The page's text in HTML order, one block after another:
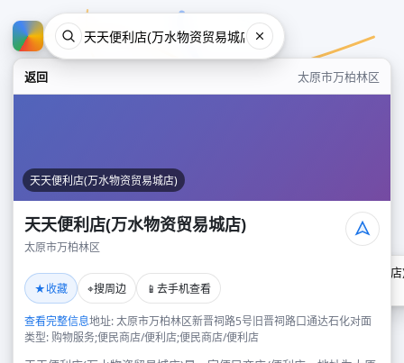
返回 太原市万柏林区
天天便利店(万水物资贸易城店)
天天便利店(万水物资贸易城店)
太原市万柏林区
★收藏 ⌖搜周边 📱 去手机查看
查看完整信息地址: 太原市万柏林区新晋祠路5号旧晋祠路口通达石化对面
类型: 购物服务;便民商店/便利店;便民商店/便利店
天天便利店(万水物资贸易城